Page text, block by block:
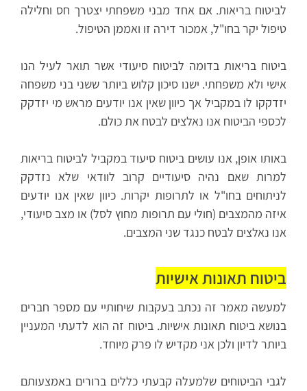
לביטוח בריאות. אם אחד מבני משפחתי יצטרך חס וחלילה
טיפול יקר בחו"ל, אמכור דירה זו ואממן הטיפול.
ביטוח בריאות בדומה לביטוח סיעודי אשר תואר לעיל הנו
אישי ולא משפחתי. ישנו סיכון קלוש ביותר ששני בני משפחה
יזדקקו לו במקביל אך כיוון שאין אנו יודעים מראש מי יזדקק
לכספי הביטוח אנו נאלצים לבטח את כולם.
באותו אופן, אנו עושים ביטוח סיעוד במקביל לביטוח בריאות
למרות שאם נהיה סיעודיים קרוב לוודאי שלא נזדקק
לניתוחים בחו"ל או לתרופות יקרות. כיוון שאין אנו יודעים
איזה מהמצבים (חולי עם תרופות מחוץ לסל) או מצב סיעודי,
אנו נאלצים לבטח כנגד שני המצבים.
ביטוח תאונות אישיות
למעשה מאמר זה נכתב בעקבות שיחותיי עם מספר חברים
בנושא ביטוח תאונות אישיות. ביטוח זה הוא לדעתי המעניין
ביותר לדיון ולכן אני מקדיש לו פרק מיוחד.
לגבי הביטוחים שלמעלה קבעתי כללים ברורים באמצעותם